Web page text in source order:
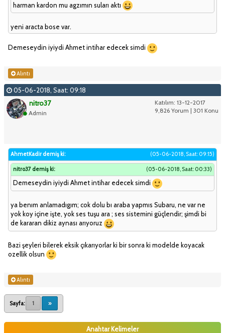
harman kardon mu agzımın suları aktı
yeni aracta bose var.
Demeseydin iyiydi Ahmet intihar edecek simdi
Alıntı
05-06-2018, Saat: 09:18
Katılım: 13-12-2017
9,826 Yorum | 301 Konu
nitro37
Admin
(05-06-2018, Saat: 09:15)
AhmetKadir demiş ki:
(05-06-2018, Saat: 00:33)
nitro37 demiş ki:
Demeseydin iyiydi Ahmet intihar edecek simdi
ya benım anlamadıgım; cok dolu bı araba yapmıs Subaru, ne var ne
yok koy içine işte, yok ses tuşu ara ; ses sistemini güçlendir; şimdi bi
de kararan dikiz aynası arıyoruz
Bazi şeyleri bilerek eksik çıkarıyorlar ki bir sonra ki modelde koyacak
ozellik olsun
Alıntı
Sayfa: 1 »
Anahtar Kelimeler